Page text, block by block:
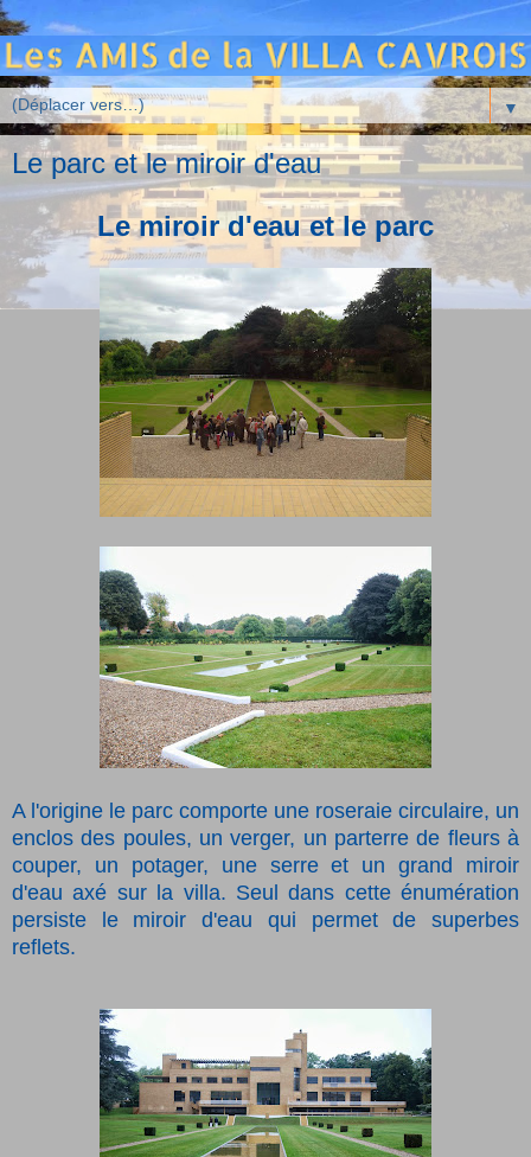
▼
Le parc et le miroir d'eau
Le miroir d'eau et le parc
A l'origine le parc comporte une roseraie circulaire, un
enclos des poules, un verger, un parterre de fleurs à
couper, un potager, une serre et un grand miroir
d'eau axé sur la villa. Seul dans cette énumération
persiste le miroir d'eau qui permet de superbes
reflets.